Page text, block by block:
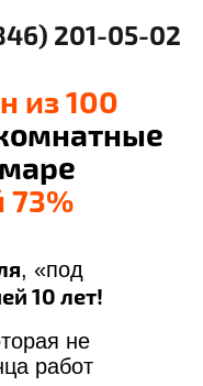
201-05-02
из 100
73%
, «под
10 лет!
не
работ